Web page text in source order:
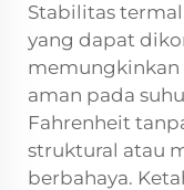
Stabilitas
yang dapat
memungkinkan
aman pada
Fahrenheit
struktural atau
berbahaya.